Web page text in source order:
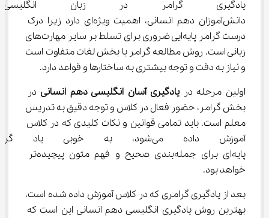
یادگیری گرامر در زبان
دانش‌آموزان دهم انسانی، اهمیت ویژه‌ای دارد زیرا درک
درست گرامر پایه‌ایی ضروری برای تسلط بر سایر مهارت‌های
زبانی است. روش مطالعه گرامر با بخش لغات متفاوت است
و نیاز به دقت و توجه بیشتری به ساختارها و قواعد دارد.
اولین مرحله در یادگیری آسان انگلیسی دهم انسانی در
بخش گرامر، حضور فعال در کلاس و توجه دقیق به تدریس
معلم است. باید تمامی قوانین و نکات کلیدی که در کلاس
آموزش داده می‌شود، به خوبی
پایه‌ای برای جمله‌بندی صحیح و فهم متون پیچیده‌تر
خواهد بود.
بعد از یادگیری گرامری که در کلاس آموزش داده شده است،
بهترین روش یادگیری انگلیسی دهم انسانی این است که